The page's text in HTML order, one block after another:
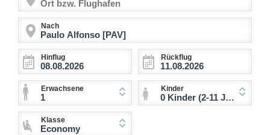
Nach
Hinflug Rückflug
Erwachsene
1
Kinder
0 Kinder (2-11 Jahre)
Klasse
Economy